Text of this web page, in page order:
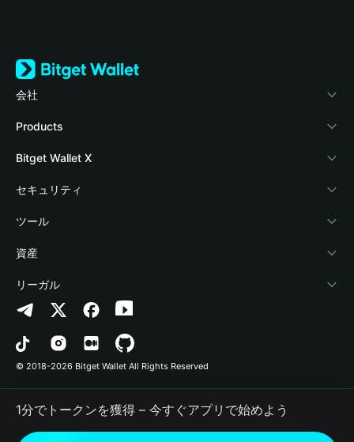
会社
Bitget Walletについて
ブログ
アカデミー
暗号資産ニュース
Help Center
お問い合わせ
ブランドリソース
キャリア
Products
Crypto Card
Stablecoin Earn
Payfi Crypto
Crypto Swap API
Altcoin Season Index
Prediction Markets
DApp
RWA
Bitget Wallet X
デベロッパー
ウォレットを接続
Bitget Wallet Pay
プロジェクトを掲載
セキュリティ
保護基金
セキュリティ技術
ツール
暗号資産を購入
認証検出
コントラクト検出
一括送金
資産
Arbitrum
Avalanche
Bitcoin
Polygon
リーガル
プライバシーポリシー
利用規約
© 2018-2026 Bitget Wallet All Rights Reserved
1分でトークンを獲得 – 今すぐアプリで始めよう